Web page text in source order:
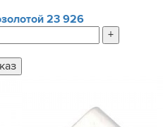
23 926
+